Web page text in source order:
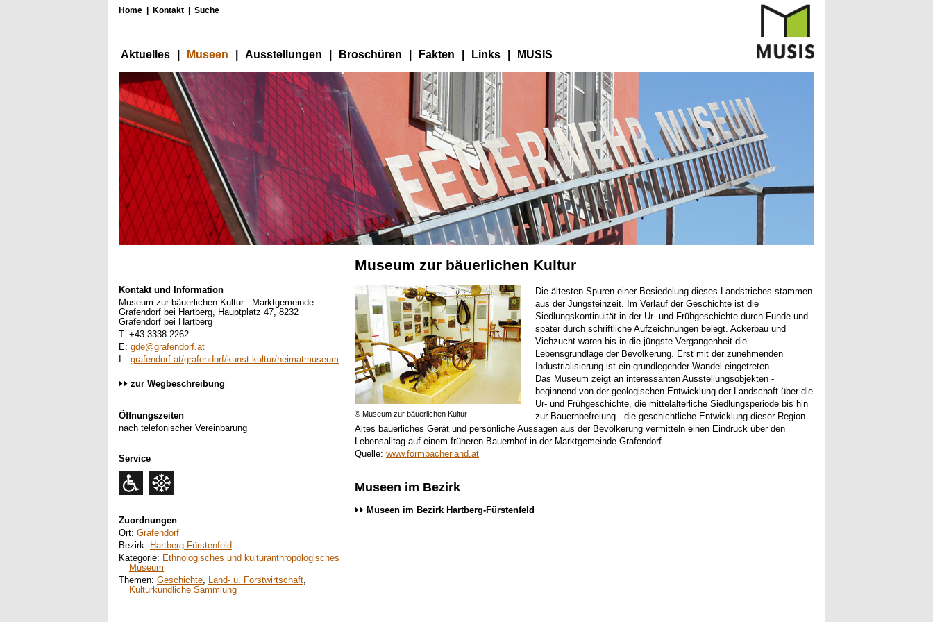
Home Kontakt Suche
Aktuelles Museen Ausstellungen Broschüren Fakten Links MUSIS
Museum zur bäuerlichen Kultur
© Museum zur bäuerlichen Kultur
Die ältesten Spuren einer Besiedelung dieses Landstriches stammen
aus der Jungsteinzeit. Im Verlauf der Geschichte ist die
Siedlungskontinuität in der Ur- und Frühgeschichte durch Funde und
später durch schriftliche Aufzeichnungen belegt. Ackerbau und
Viehzucht waren bis in die jüngste Vergangenheit die
Lebensgrundlage der Bevölkerung. Erst mit der zunehmenden
Industrialisierung ist ein grundlegender Wandel eingetreten.
Das Museum zeigt an interessanten Ausstellungsobjekten -
beginnend von der geologischen Entwicklung der Landschaft über die
Ur- und Frühgeschichte, die mittelalterliche Siedlungsperiode bis hin
zur Bauernbefreiung - die geschichtliche Entwicklung dieser Region.
Altes bäuerliches Gerät und persönliche Aussagen aus der Bevölkerung vermitteln einen Eindruck über den
Lebensalltag auf einem früheren Bauernhof in der Marktgemeinde Grafendorf.
Quelle: www.formbacherland.at
Museen im Bezirk
Museen im Bezirk Hartberg-Fürstenfeld
Kontakt und Information
Museum zur bäuerlichen Kultur - Marktgemeinde
Grafendorf bei Hartberg, Hauptplatz 47, 8232
Grafendorf bei Hartberg
T: +43 3338 2262
E: gde@grafendorf.at
I:
grafendorf.at/grafendorf/kunst-kultur/heimatmuseum
zur Wegbeschreibung
Öffnungszeiten
nach telefonischer Vereinbarung
Service
Zuordnungen
Ort: Grafendorf
Bezirk: Hartberg-Fürstenfeld
Kategorie: Ethnologisches und kulturanthropologisches
Museum
Themen: Geschichte, Land- u. Forstwirtschaft,
Kulturkundliche Sammlung